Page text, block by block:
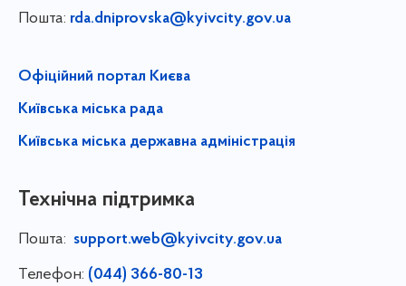
Пошта: rda.dniprovska@kyivcity.gov.ua
Офіційний портал Києва
Київська міська рада
Київська міська державна адміністрація
Технічна підтримка
Пошта: support.web@kyivcity.gov.ua
Телефон: (044) 366-80-13